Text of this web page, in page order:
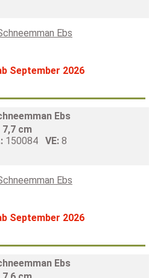
September 2026
Ebs
7,7 cm
150084 VE: 8
September 2026
Ebs